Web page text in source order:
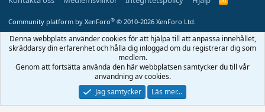
S
Community platform by XenForo® © 2010-2026 XenForo Ltd.
Denna webbplats använder cookies för att hjälpa till att anpassa innehållet,
skräddarsy din erfarenhet och hålla dig inloggad om du registrerar dig som
medlem.
Genom att fortsätta använda den här webbplatsen samtycker du till vår
användning av cookies.
Jag samtycker
Läs mer...